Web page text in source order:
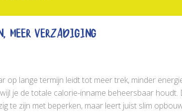
meer verzadiging
op lange termijn leidt tot meer trek, minder
je de totale calorie-inname beheersbaar houdt.
te zijn met beperken, maar leert juist slim